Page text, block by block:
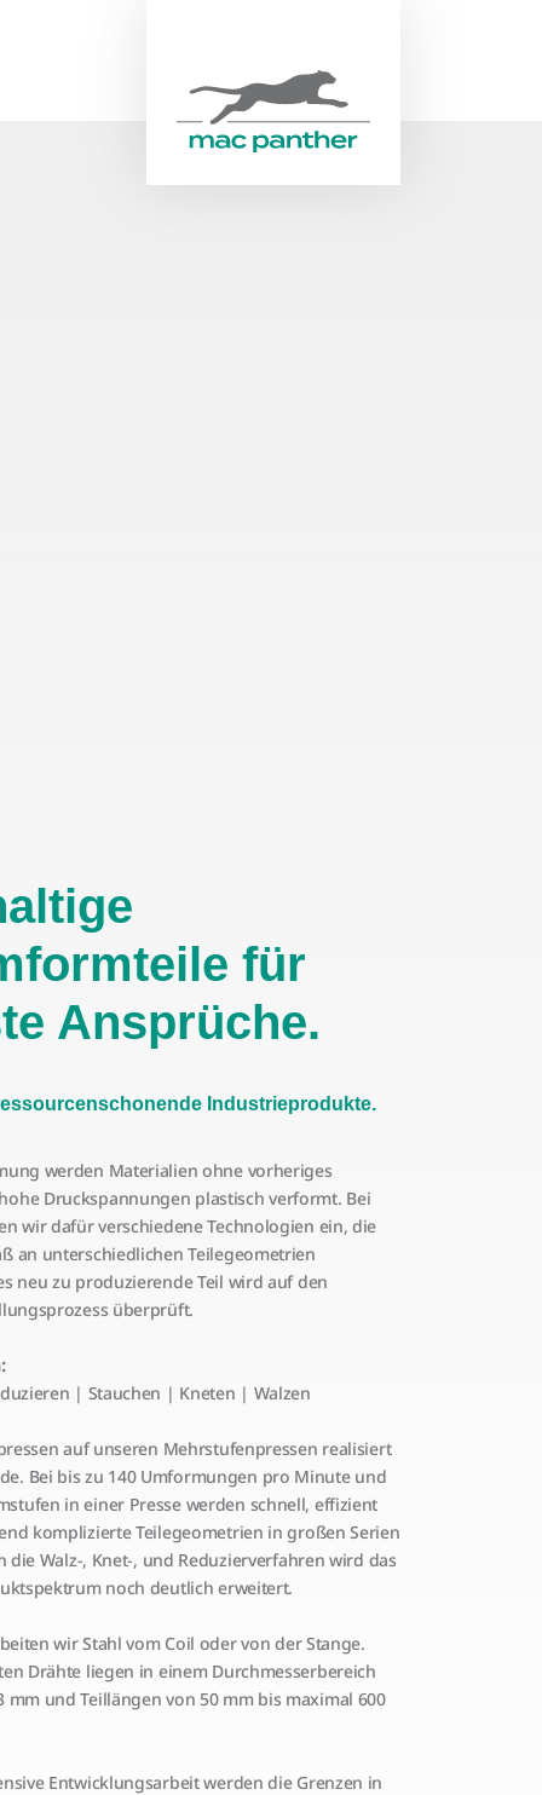
für
Ansprüche.
Industrieprodukte.
werden Materialien ohne vorheriges
Druckspannungen plastisch verformt. Bei
wir dafür verschiedene Technologien ein, die
an unterschiedlichen Teilegeometrien
neu zu produzierende Teil wird auf den
überprüft.
| Stauchen | Kneten | Walzen
auf unseren Mehrstufenpressen realisiert
Bei bis zu 140 Umformungen pro Minute und
in einer Presse werden schnell, effizient
komplizierte Teilegeometrien in großen Serien
die Walz-, Knet-, und Reduzierverfahren wird das
noch deutlich erweitert.
wir Stahl vom Coil oder von der Stange.
Drähte liegen in einem Durchmesserbereich
mm und Teillängen von 50 mm bis maximal 600
Entwicklungsarbeit werden die Grenzen in